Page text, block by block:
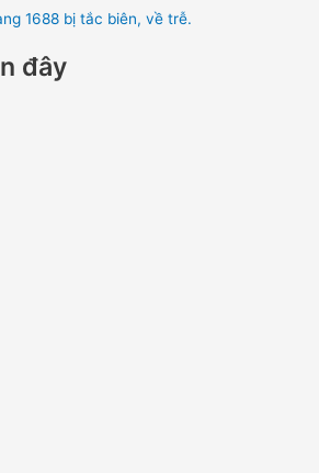
1688 bị tắc biên, về trễ.
đây